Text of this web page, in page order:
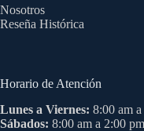
Nosotros
Reseña Histórica
Horario de Atención
Lunes a Viernes: 8:00 am
Sábados: 8:00 am a 2:00 pm